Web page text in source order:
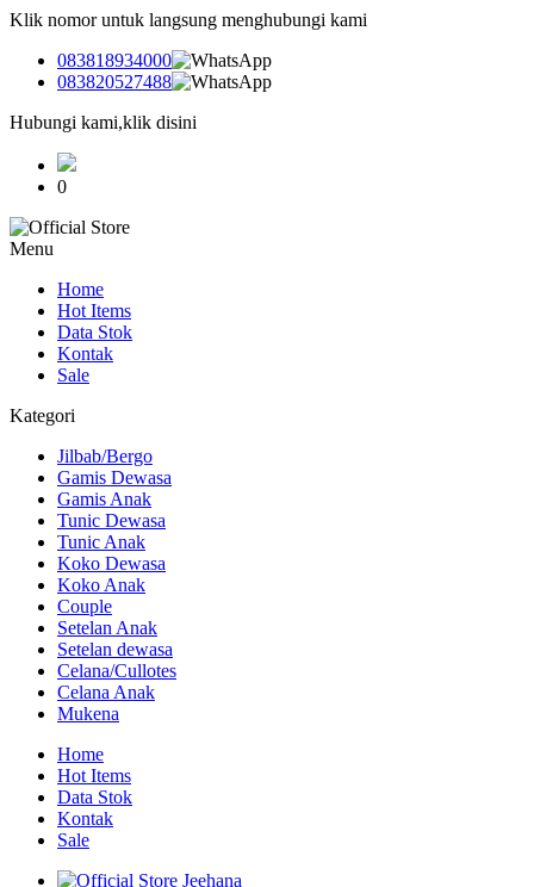
Klik nomor untuk langsung menghubungi kami
083818934000
083820527488
Hubungi kami,klik disini
0
Menu
Home
Hot Items
Data Stok
Kontak
Sale
Kategori
Jilbab/Bergo
Gamis Dewasa
Gamis Anak
Tunic Dewasa
Tunic Anak
Koko Dewasa
Koko Anak
Couple
Setelan Anak
Setelan dewasa
Celana/Cullotes
Celana Anak
Mukena
Home
Hot Items
Data Stok
Kontak
Sale